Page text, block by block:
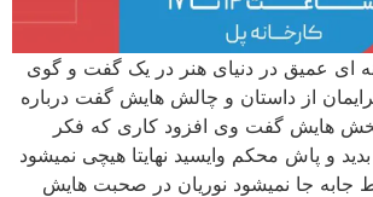
ای عمیق در دنیای هنر در یک گفت و گوی
از داستان و چالش هایش گفت درباره
هایش گفت وی افزود کاری که فکر
و پاش محکم وایسید نهایتا هیچی نمیشود
جا نمیشود نوریان در صحبت هایش